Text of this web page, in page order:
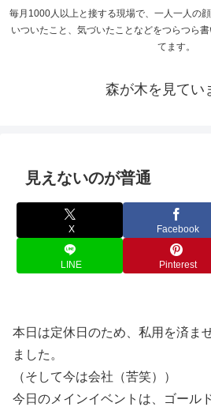
毎月1000人以上と接する現場で、一人一人の
いついたこと、気づいたことなどをつらつら
てます。
森が木を見てい
見えないのが普通
X Facebook
LINE Pinterest
本日は定休日のため、私用を済ま
ました。
（そして今は会社（苦笑））
今日のメインイベントは、ゴール